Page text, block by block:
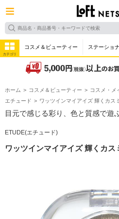
カテゴリ
コスメ＆ビューティー ステーショ
ホーム コスメ＆ビューティー コスメ・メ
エチュード
ワッツインマイアイズ 輝くカス
目元で感じる彩り、色と質感で遊
ETUDE(エチュード)
ワッツインマイアイズ 輝くカス